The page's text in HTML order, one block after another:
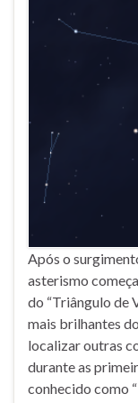
Após o
asterismo
do “Triângulo de
mais brilhantes
localizar outras
durante as
conhecido como